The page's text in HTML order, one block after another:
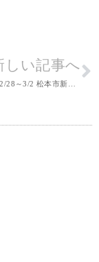
しい記事へ